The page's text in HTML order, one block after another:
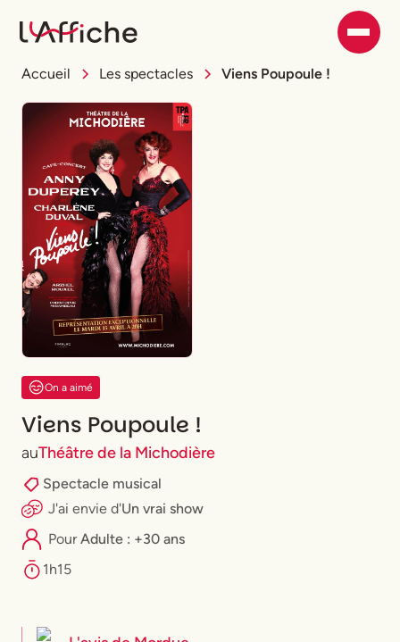
Accueil Les spectacles Viens Poupoule !
On a aimé
Viens Poupoule !
auThéâtre de la Michodière
Spectacle musical
J'ai envie d'Un vrai show
PourAdulte : +30 ans
1h15